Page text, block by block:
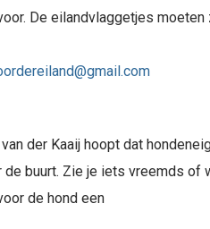
De eilandvlaggetjes moeten
der Kaaij hoopt dat
buurt. Zie je iets vreemds of
de hond een